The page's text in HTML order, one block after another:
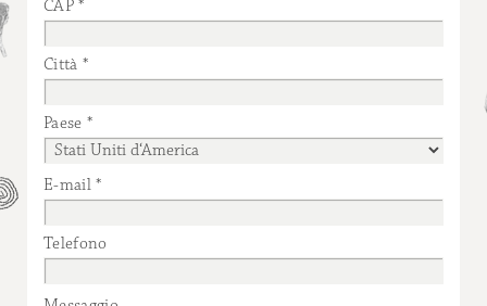
CAP
Città
Paese
E-mail
Telefono